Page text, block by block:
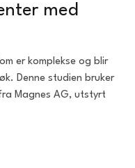
med
er komplekse og blir
Denne studien bruker
Magnes AG, utstyrt